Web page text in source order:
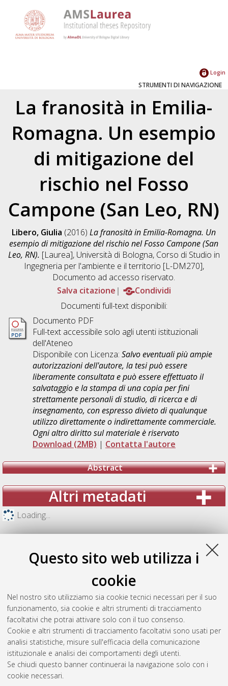
Questo sito web utilizza i
cookie
Nel nostro sito utilizziamo sia cookie tecnici necessari per il suo
funzionamento, sia cookie e altri strumenti di tracciamento
facoltativi che potrai attivare solo con il tuo consenso.
Cookie e altri strumenti di tracciamento facoltativi sono usati per
analisi statistiche, misure sull'efficacia della comunicazione
istituzionale e analisi dei comportamenti degli utenti.
Se chiudi questo banner continuerai la navigazione solo con i
cookie necessari.
Login
STRUMENTI DI NAVIGAZIONE
La franosità in Emilia-
Romagna. Un esempio
di mitigazione del
rischio nel Fosso
Campone (San Leo, RN)
Libero, Giulia (2016)La franosità in Emilia-Romagna. Un
esempio di mitigazione del rischio nel Fosso Campone (San
Leo, RN). [Laurea], Università di Bologna, Corso di Studio in
Ingegneria per l'ambiente e il territorio [L-DM270],
Documento ad accesso riservato.
Salva citazione
Condividi
Documenti full-text disponibili:
Documento PDF
Full-text accessibile solo agli utenti istituzionali
dell'Ateneo
Disponibile con Licenza: Salvo eventuali più ampie
autorizzazioni dell'autore, la tesi può essere
liberamente consultata e può essere effettuato il
salvataggio e la stampa di una copia per fini
strettamente personali di studio, di ricerca e di
insegnamento, con espresso divieto di qualunque
utilizzo direttamente o indirettamente commerciale.
Ogni altro diritto sul materiale è riservato
Download (2MB) | Contatta l'autore
Abstract
Altri metadati
Loading...
Gestione del documento: